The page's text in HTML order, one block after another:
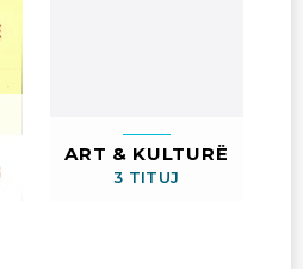
ART & KULTURË
3 TITUJ